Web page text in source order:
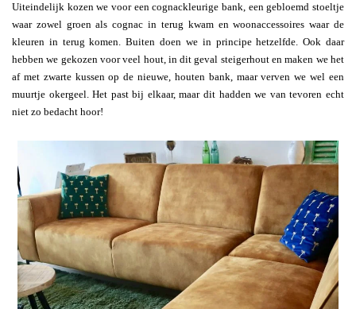
Uiteindelijk kozen we voor een cognackleurige bank, een gebloemd stoeltje
waar zowel groen als cognac in terug kwam en woonaccessoires waar de
kleuren in terug komen. Buiten doen we in principe hetzelfde. Ook daar
hebben we gekozen voor veel hout, in dit geval steigerhout en maken we het
af met zwarte kussen op de nieuwe, houten bank, maar verven we wel een
muurtje okergeel. Het past bij elkaar, maar dit hadden we van tevoren echt
niet zo bedacht hoor!